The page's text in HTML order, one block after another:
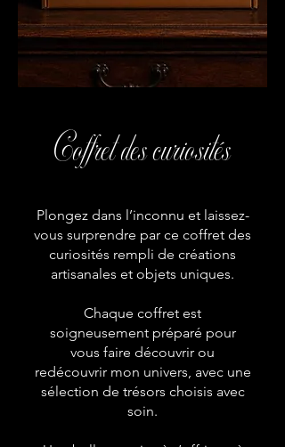
Coffret des curiosités
Plongez dans l’inconnu et laissez-
vous surprendre par ce coffret des
curiosités rempli de créations
artisanales et objets uniques.
Chaque coffret est
soigneusement préparé pour
vous faire découvrir ou
redécouvrir mon univers, avec une
sélection de trésors choisis avec
soin.